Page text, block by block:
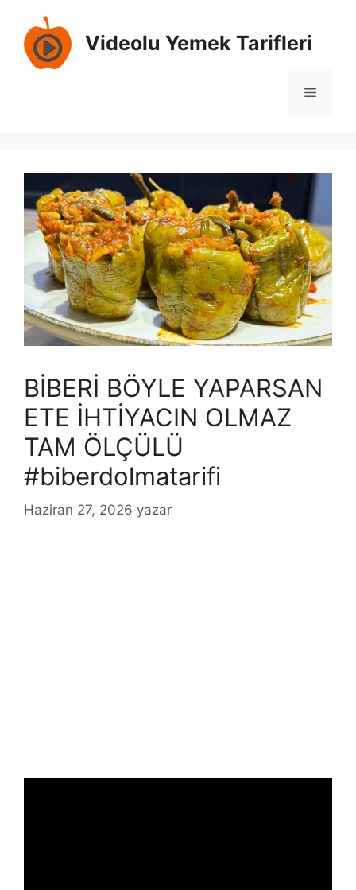
Videolu Yemek Tarifleri
Menü
BİBERİ BÖYLE YAPARSAN
ETE İHTİYACIN OLMAZ
TAM ÖLÇÜLÜ
#biberdolmatarifi
Haziran 27, 2026 yazar